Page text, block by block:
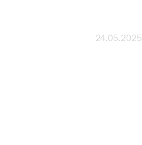
24.05.2025